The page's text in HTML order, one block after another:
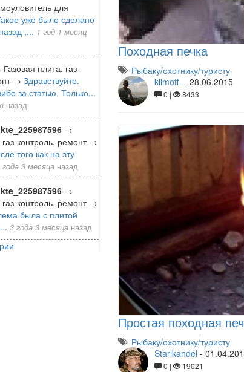
для
уже было сделано
,... 1 год 1 месяц
Газовая плита, газ-
→ Здравствуйте.
за статью. Только...
назад
→
контроль, ремонт →
того как на эту
года 3 месяца назад
→
контроль, ремонт →
была с плитой
3 года 3 месяца назад
Походная печка
Рыбаку/охотнику/туристу
klimoff- - 28.06.2015
0 | 8433
Простая походная
Рыбаку/охотнику/туристу
Starikandel -
0 | 19021